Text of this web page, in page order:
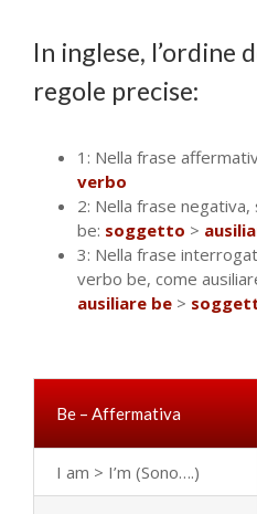
In inglese, l’ordine
regole precise:
1: Nella frase
verbo
2: Nella frase negativa,
be: soggetto >
3: Nella frase
verbo be, come
ausiliare be >
Be – Affermativa
I am > I’m (Sono….)